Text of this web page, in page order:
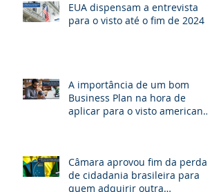
EUA dispensam a entrevista
para o visto até o fim de 2024
A importância de um bom
Business Plan na hora de
aplicar para o visto americano
Câmara aprovou fim da perda
de cidadania brasileira para
quem adquirir outra